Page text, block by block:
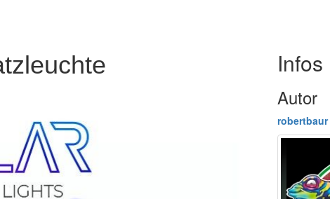
Infos
Autor
robertbaur